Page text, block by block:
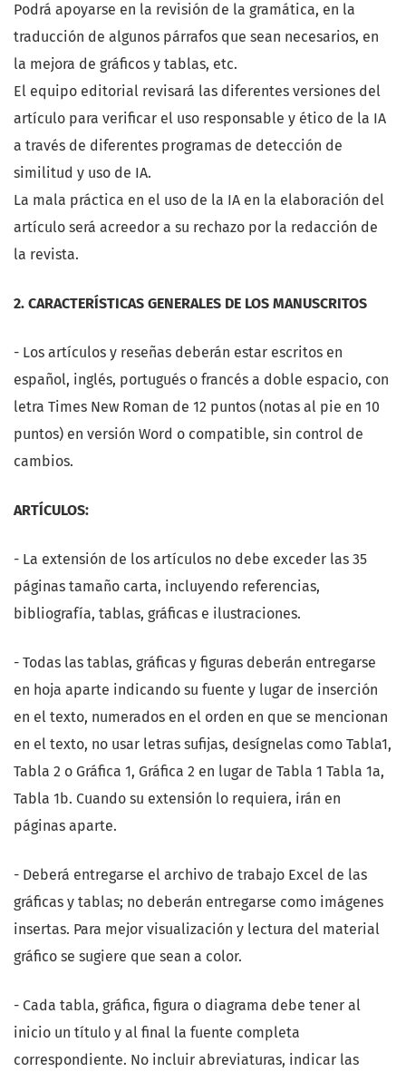
Podrá apoyarse en la revisión de la gramática, en la
traducción de algunos párrafos que sean necesarios, en
la mejora de gráficos y tablas, etc.
El equipo editorial revisará las diferentes versiones del
artículo para verificar el uso responsable y ético de la IA
a través de diferentes programas de detección de
similitud y uso de IA.
La mala práctica en el uso de la IA en la elaboración del
artículo será acreedor a su rechazo por la redacción de
la revista.
2. CARACTERÍSTICAS GENERALES DE LOS MANUSCRITOS
- Los artículos y reseñas deberán estar escritos en
español, inglés, portugués o francés a doble espacio, con
letra Times New Roman de 12 puntos (notas al pie en 10
puntos) en versión Word o compatible, sin control de
cambios.
ARTÍCULOS:
- La extensión de los artículos no debe exceder las 35
páginas tamaño carta, incluyendo referencias,
bibliografía, tablas, gráficas e ilustraciones.
- Todas las tablas, gráficas y figuras deberán entregarse
en hoja aparte indicando su fuente y lugar de inserción
en el texto, numerados en el orden en que se mencionan
en el texto, no usar letras sufijas, desígnelas como Tabla1,
Tabla 2 o Gráfica 1, Gráfica 2 en lugar de Tabla 1 Tabla 1a,
Tabla 1b. Cuando su extensión lo requiera, irán en
páginas aparte.
- Deberá entregarse el archivo de trabajo Excel de las
gráficas y tablas; no deberán entregarse como imágenes
insertas. Para mejor visualización y lectura del material
gráfico se sugiere que sean a color.
- Cada tabla, gráfica, figura o diagrama debe tener al
inicio un título y al final la fuente completa
correspondiente. No incluir abreviaturas, indicar las